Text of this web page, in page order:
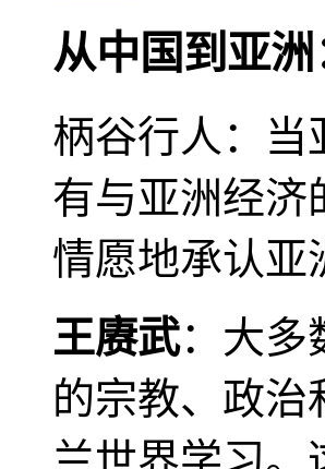
从中国到亚洲
柄谷行人：当
有与亚洲经济
情愿地承认亚
王赓武：大多
的宗教、政治